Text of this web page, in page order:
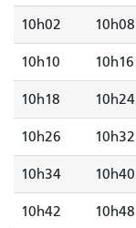
10h02 10h08
10h10 10h16
10h18 10h24
10h26 10h32
10h34 10h40
10h42 10h48